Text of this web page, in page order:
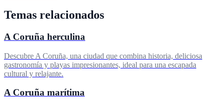
Temas relacionados
A Coruña herculina
Descubre A Coruña, una ciudad que combina historia, deliciosa
gastronomía y playas impresionantes, ideal para una escapada
cultural y relajante.
A Coruña marítima